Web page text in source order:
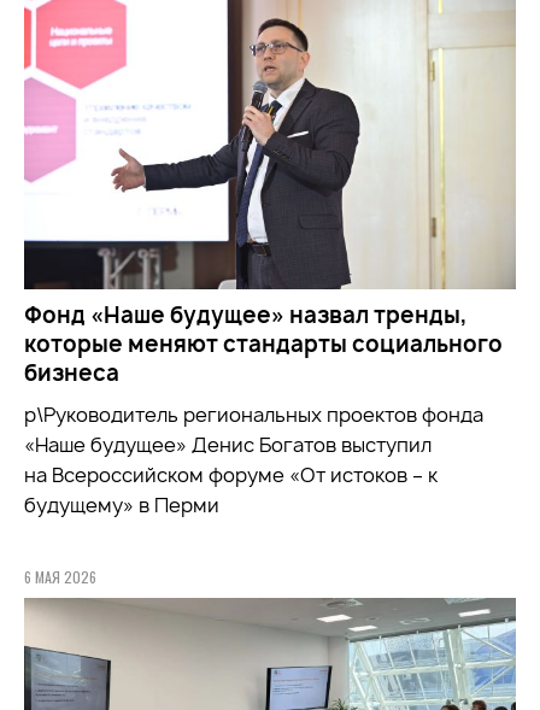
Фонд «Наше будущее» назвал тренды,
которые меняют стандарты социального
бизнеса
р\Руководитель региональных проектов фонда
«Наше будущее» Денис Богатов выступил
на Всероссийском форуме «От истоков – к
будущему» в Перми
6 МАЯ 2026